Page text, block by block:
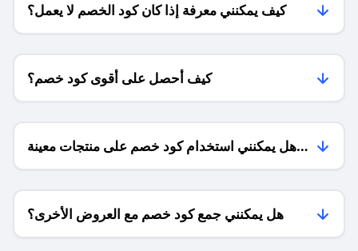
كيف يمكنني معرفة إذا كان كود الخصم لا يعمل؟
كيف أحصل على أقوى كود خصم؟
هل يمكنني استخدام كود خصم على منتجات معينة
فقط؟
هل يمكنني جمع كود خصم مع العروض الأخرى؟